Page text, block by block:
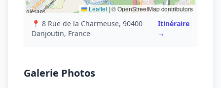
Leaflet | © OpenStreetMap contributors
📍 8 Rue de la Charmeuse, 90400
Danjoutin, France
Itinéraire
→
Galerie Photos